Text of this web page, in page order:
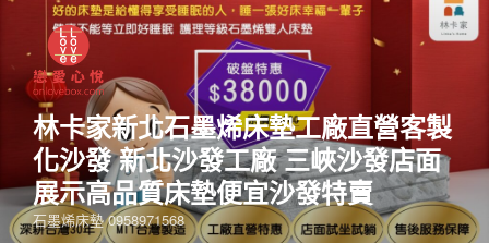
林卡家新北石墨烯床墊工廠直營客製
化沙發 新北沙發工廠 三峽沙發店面
展示高品質床墊便宜沙發特賣
石墨烯床墊 0958971568